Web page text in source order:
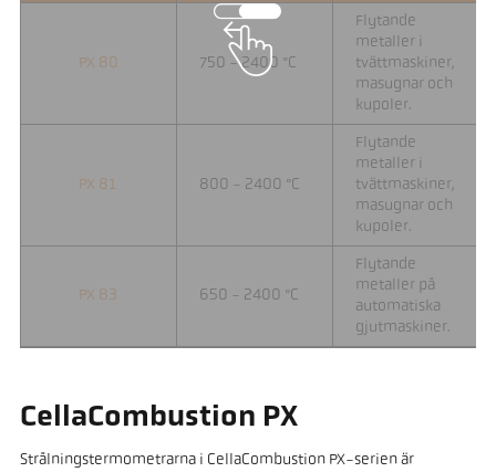
PX 80 750 - 2400 °C
Flytande
metaller i
tvättmaskiner,
masugnar och
kupoler.
PX 81 800 - 2400 °C
Flytande
metaller i
tvättmaskiner,
masugnar och
kupoler.
PX 83 650 - 2400 °C
Flytande
metaller på
automatiska
gjutmaskiner.
CellaCombustion PX
Strålningstermometrarna i CellaCombustion PX-serien är